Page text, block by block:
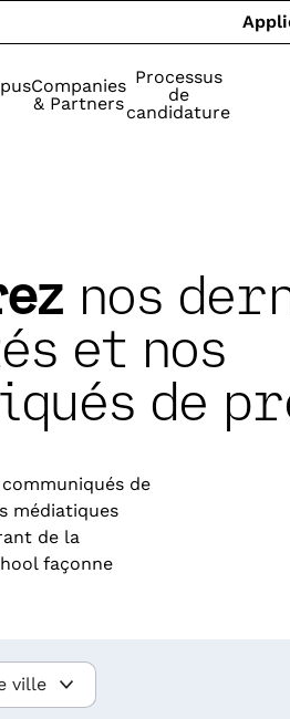
Companies
& Partners
Processus
de
candidature
nos
et nos
de
de
médiatiques
de la
façonne
ville